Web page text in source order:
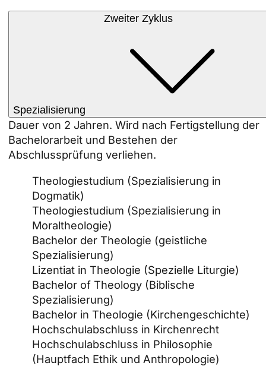
Zweiter Zyklus
Spezialisierung
Dauer von 2 Jahren. Wird nach Fertigstellung der
Bachelorarbeit und Bestehen der
Abschlussprüfung verliehen.
Theologiestudium (Spezialisierung in
Dogmatik)
Theologiestudium (Spezialisierung in
Moraltheologie)
Bachelor der Theologie (geistliche
Spezialisierung)
Lizentiat in Theologie (Spezielle Liturgie)
Bachelor of Theology (Biblische
Spezialisierung)
Bachelor in Theologie (Kirchengeschichte)
Hochschulabschluss in Kirchenrecht
Hochschulabschluss in Philosophie
(Hauptfach Ethik und Anthropologie)